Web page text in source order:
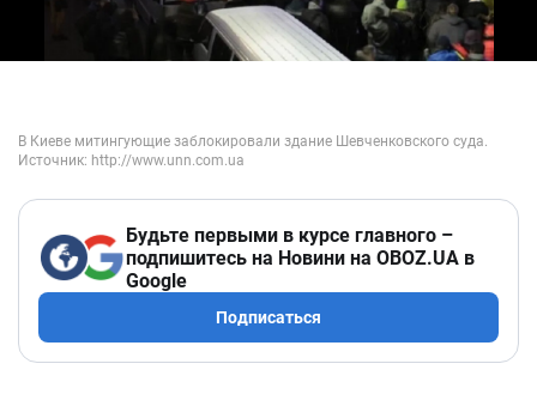
Будьте первыми в курсе главного –
подпишитесь на Новини на OBOZ.UA в
Google
Подписаться